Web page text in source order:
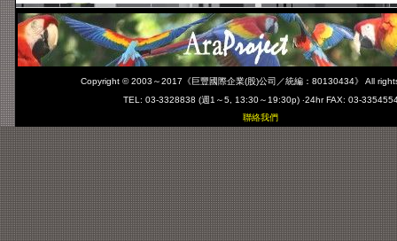
Copyright © 2003～2017 《巨豐國際企業(股)公司／統編：80130434》
All
TEL: 03-3328838 (週1～5, 13:30～19:30p) ‧24hr FAX: 03-
聯絡我們